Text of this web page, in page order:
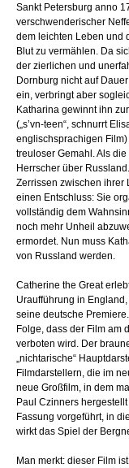
Sankt Petersburg anno
verschwenderischer
dem leichten Leben und
Blut zu vermählen. Da
der zierlichen und
Dornburg nicht auf
ein, verbringt aber
Katharina gewinnt ihn
(„s’vn-teen“, schnurrt
englischsprachigen
treuloser Gemahl. Als
Herrscher über
Zerrissen zwischen ihrer
einen Entschluss: Sie
vollständig dem
noch mehr Unheil
ermordet. Nun muss
von Russland werden.
Catherine the Great
Uraufführung in
seine deutsche
Folge, dass der Film am
verboten wird. Der
„nichtarische“
Filmdarstellern, die im
neue Großfilm, in dem
Paul Czinners
Fassung vorgeführt, in
wirkt das Spiel der
Man merkt: dieser Film